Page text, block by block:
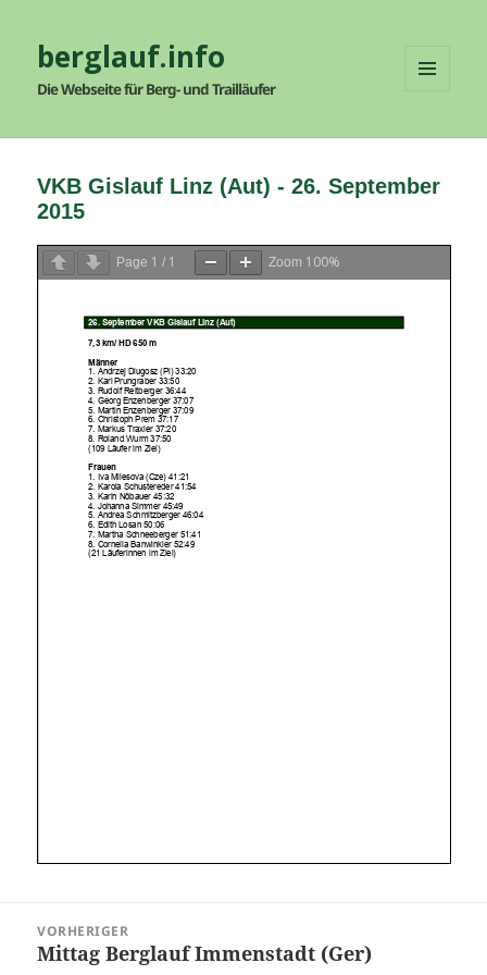
berglauf.info
Die Webseite für Berg- und Trailläufer
WIDGETS
VKB Gislauf Linz (Aut) - 26. September
2015
Page 1 / 1 Zoom 100%
VORHERIGER
Vorheriger
Mittag Berglauf Immenstadt (Ger)